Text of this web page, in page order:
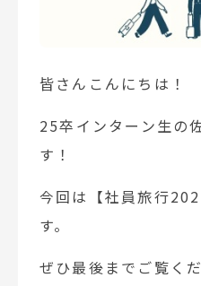
皆さんこんにちは！
25卒インターン生の
す！
今回は【社員旅行
す。
ぜひ最後までご覧く